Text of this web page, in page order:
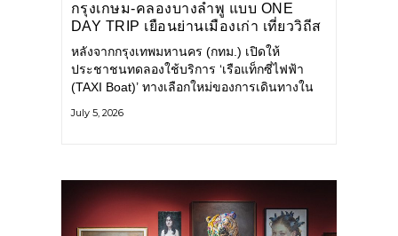
กรุงเกษม-คลองบางลำพู แบบ ONE
DAY TRIP เยือนย่านเมืองเก่า เที่ยววิถีส
โลว์ไลฟ์แบบรักษ์โลก
หลังจากกรุงเทพมหานคร (กทม.) เปิดให้
ประชาชนทดลองใช้บริการ ‘เรือแท็กซี่ไฟฟ้า
(TAXI Boat)’ ทางเลือกใหม่ของการเดินทางใน
แวดล้อม ผ่านแอปพลิเคชัน MuvMi (มูฟมี)
July 5, 2026